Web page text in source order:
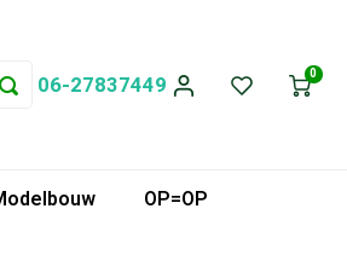
06-27837449 0
OP=OP